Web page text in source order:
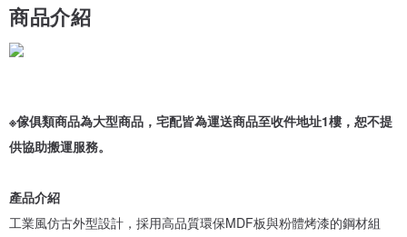
商品介紹
※傢俱類商品為大型商品，宅配皆為運送商品至收件地址1樓，恕不提
供協助搬運服務。
產品介紹
工業風仿古外型設計，採用高品質環保MDF板與粉體烤漆的鋼材組